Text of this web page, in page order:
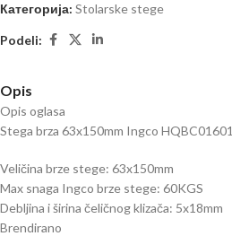
Категорија: Stolarske stege
Podeli:
Opis
Opis oglasa
Stega brza 63x150mm Ingco HQBC01601
Veličina brze stege: 63x150mm
Max snaga Ingco brze stege: 60KGS
Debljina i širina čeličnog klizača: 5x18mm
Brendirano